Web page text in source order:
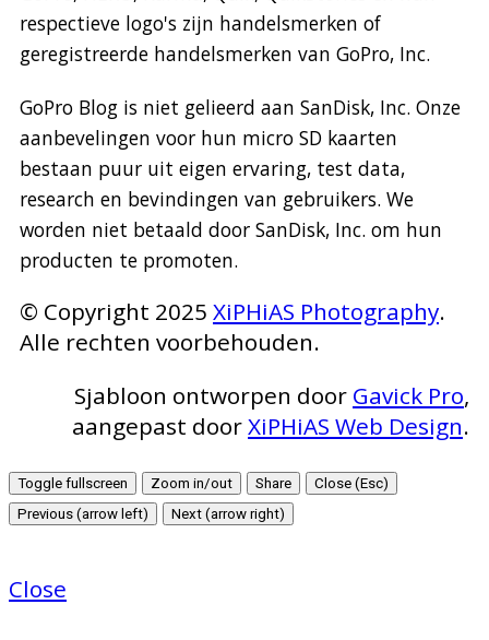
respectieve logo's zijn handelsmerken of
geregistreerde handelsmerken van GoPro, Inc.
GoPro Blog is niet gelieerd aan SanDisk, Inc. Onze
aanbevelingen voor hun micro SD kaarten
bestaan puur uit eigen ervaring, test data,
research en bevindingen van gebruikers. We
worden niet betaald door SanDisk, Inc. om hun
producten te promoten.
© Copyright 2025 XiPHiAS Photography.
Alle rechten voorbehouden.
Sjabloon ontworpen door Gavick Pro,
aangepast doorXiPHiAS Web Design.
Toggle fullscreen Zoom in/out Share
Close (Esc)
Previous (arrow left)
Next (arrow right)
Close